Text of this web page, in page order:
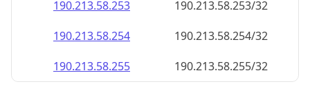
190.213.58.253
190.213.58.253/32
190.213.58.254
190.213.58.254/32
190.213.58.255
190.213.58.255/32